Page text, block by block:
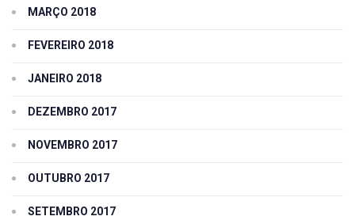
MARÇO 2018
FEVEREIRO 2018
JANEIRO 2018
DEZEMBRO 2017
NOVEMBRO 2017
OUTUBRO 2017
SETEMBRO 2017